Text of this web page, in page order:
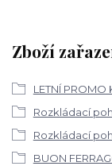
Zboží
LETNÍ PROMO
Rozkládací
Rozkládací
BUON